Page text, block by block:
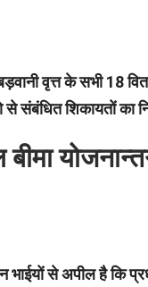
वृत्त के सभी 18
से संबंधित शिकायतों
भाईयों से अपील है कि